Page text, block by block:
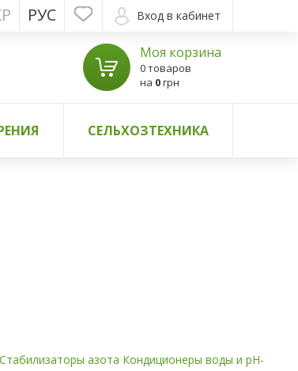
Вход в кабинет
РУС
Моя корзина
0 товаров
на 0грн
СЕЛЬХОЗТЕХНИКА
Стабилизаторы азота Кондиционеры воды и pH-